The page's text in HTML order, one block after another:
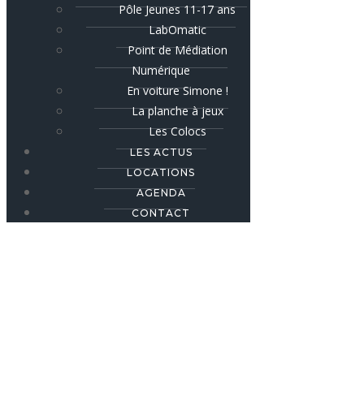
Pôle Jeunes 11-17 ans
LabOmatic
Point de Médiation
Numérique
En voiture Simone !
La planche à jeux
Les Colocs
LES ACTUS
LOCATIONS
AGENDA
CONTACT